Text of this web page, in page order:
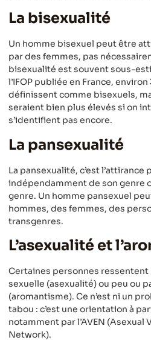
La bisexualité
Un homme bisexuel peut être
par des femmes, pas
bisexualité est souvent sous-
l’IFOP publiée en France, environ
définissent comme bisexuels,
seraient bien plus élevés si on
s’identifient pas encore.
La pansexualité
La pansexualité, c’est l’attirance
indépendamment de son genre
genre. Un homme pansexuel
hommes, des femmes, des
transgenres.
L’asexualité et
Certaines personnes ressentent
sexuelle (asexualité) ou peu ou
(aromantisme). Ce n’est ni un
tabou : c’est une orientation à
notamment par l’AVEN (Asexual
Network).